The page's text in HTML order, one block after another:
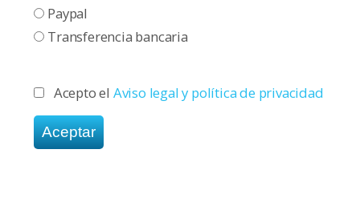
Paypal
Transferencia bancaria
Acepto el Aviso legal y política de privacidad